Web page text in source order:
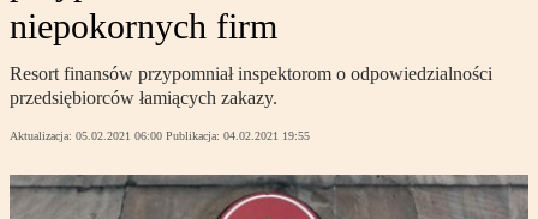
niepokornych firm
Resort finansów przypomniał inspektorom o odpowiedzialności
przedsiębiorców łamiących zakazy.
Aktualizacja: 05.02.2021 06:00 Publikacja: 04.02.2021 19:55